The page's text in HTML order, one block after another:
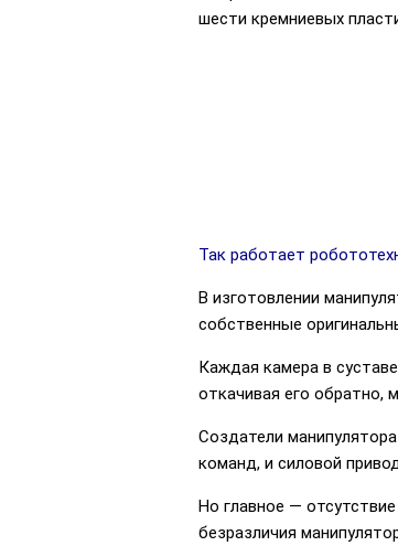
шести кремниевых
Так работает
В изготовлении
собственные
Каждая камера в
откачивая его обратно,
Создатели
команд, и силовой
Но главное —
безразличия